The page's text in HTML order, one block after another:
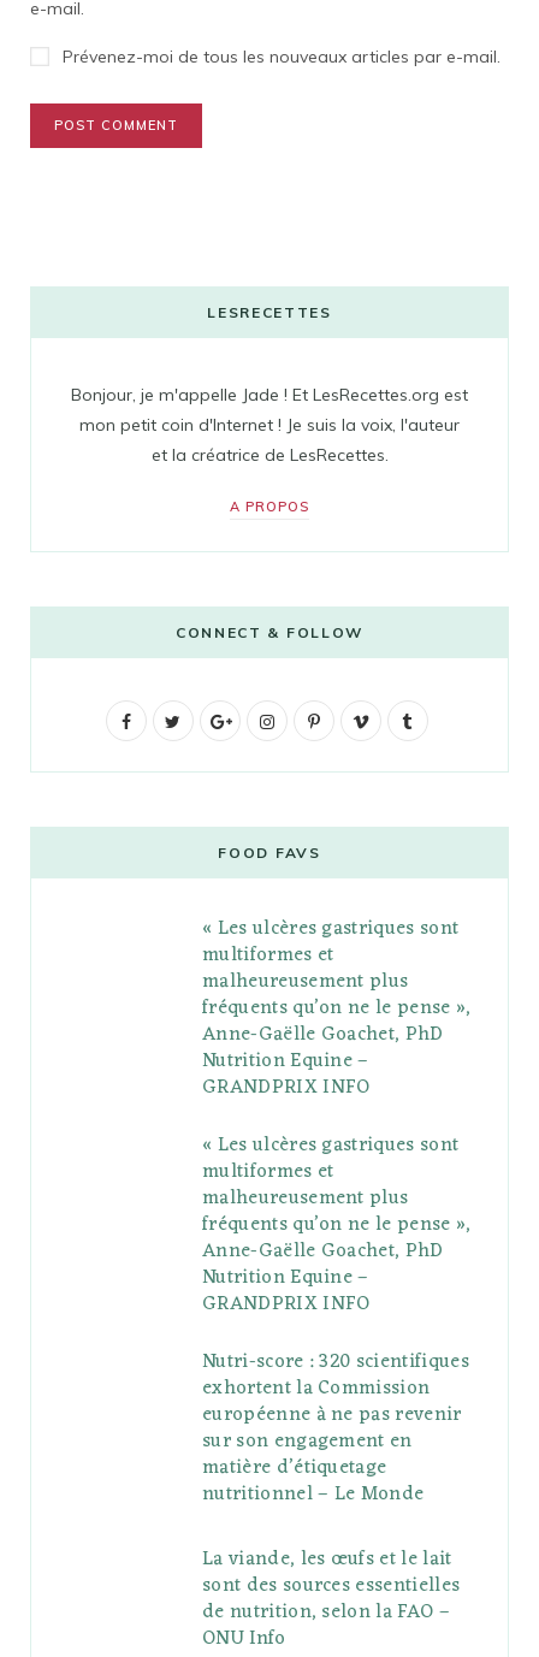
e-mail.
Prévenez-moi de tous les nouveaux articles par e-mail.
LESRECETTES
Bonjour, je m'appelle Jade ! Et LesRecettes.org est
mon petit coin d'Internet ! Je suis la voix, l'auteur
et la créatrice de LesRecettes.
A PROPOS
CONNECT & FOLLOW
F
b
t
G
g
l
e
P
l
s
I
t
a
g
r
a
P
e
r
e
s
V
o
l
r
FOOD FAVS
« Les ulcères gastriques sont
multiformes et
malheureusement plus
fréquents qu’on ne le pense »,
Anne-Gaëlle Goachet, PhD
Nutrition Equine –
GRANDPRIX INFO
« Les ulcères gastriques sont
multiformes et
malheureusement plus
fréquents qu’on ne le pense »,
Anne-Gaëlle Goachet, PhD
Nutrition Equine –
GRANDPRIX INFO
Nutri-score : 320 scientifiques
exhortent la Commission
européenne à ne pas revenir
sur son engagement en
matière d’étiquetage
nutritionnel – Le Monde
La viande, les œufs et le lait
sont des sources essentielles
de nutrition, selon la FAO –
ONU Info